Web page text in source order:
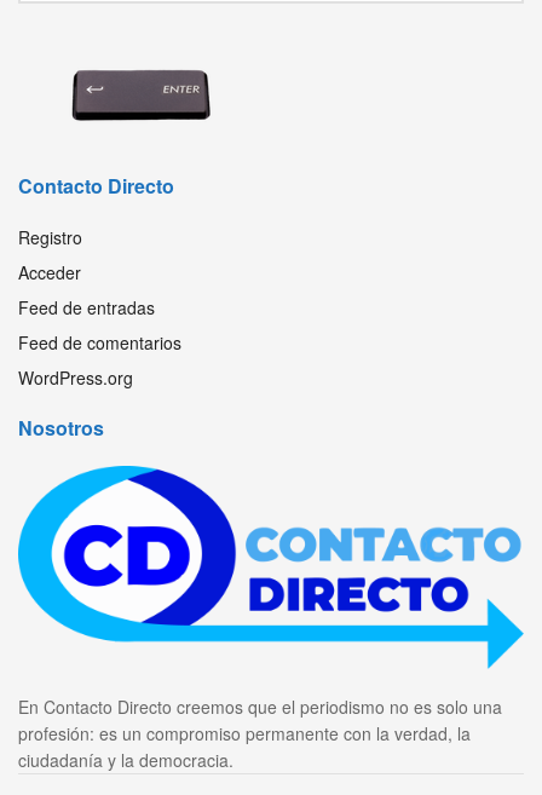
Contacto Directo
Registro
Acceder
Feed de entradas
Feed de comentarios
WordPress.org
Nosotros
En Contacto Directo creemos que el periodismo no es solo una
profesión: es un compromiso permanente con la verdad, la
ciudadanía y la democracia.